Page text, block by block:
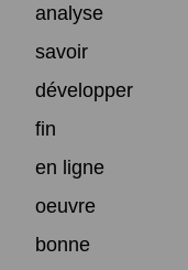
analyse
savoir
développer
fin
en ligne
oeuvre
bonne